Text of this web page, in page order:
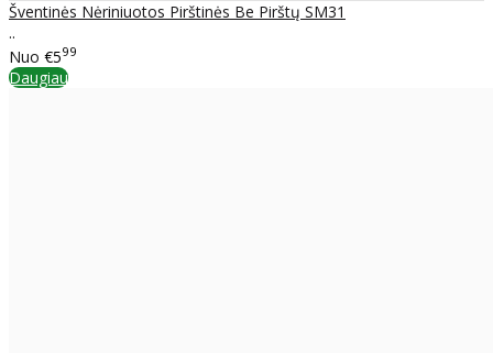
Šventinės Nėriniuotos Pirštinės Be Pirštų SM31
..
Nuo €599
Daugiau